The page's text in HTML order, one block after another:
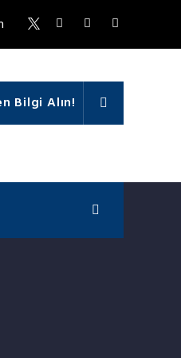
Bilgi Alın!